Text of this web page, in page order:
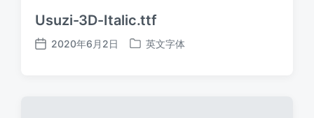
Usuzi-3D-Italic.ttf
发
2020年6月2日
发
英文字体